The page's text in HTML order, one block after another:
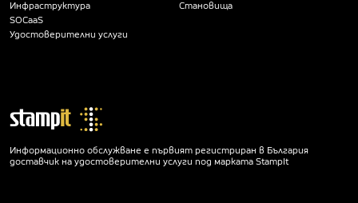
Инфраструктура
SOCaaS
Удостоверителни услуги
Становища
Информационно обслужване е първият регистриран в България
доставчик на удостоверителни услуги под марката StampIt